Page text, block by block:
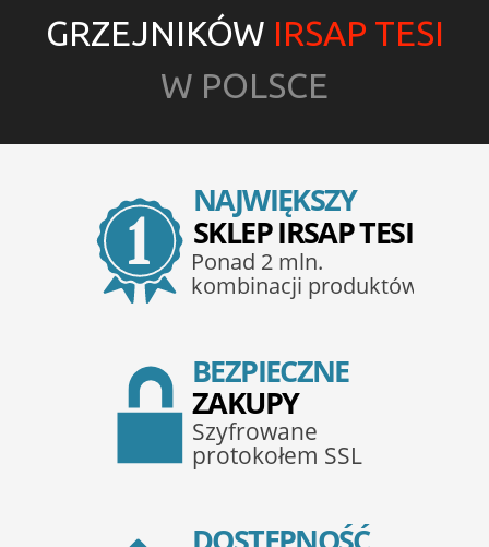
GRZEJNIKÓW IRSAP TESI
W POLSCE